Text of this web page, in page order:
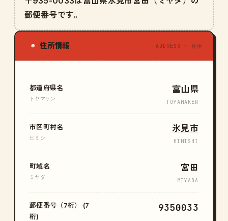
郵便番号です。
◉ 住所情報 ADDRESS · 住所
都道府県名
トヤマケン
富山県
TOYAMAKEN
市区町村名
ヒミシ
氷見市
HIMISHI
町域名
ミヤダ
宮田
MIYADA
郵便番号（7桁） (7
桁)
9350033